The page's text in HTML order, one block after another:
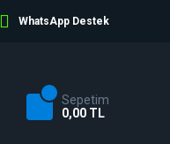
WhatsApp Destek
Sepetim
0,00 TL